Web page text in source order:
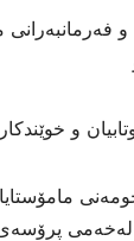
فەرمانبەرانی
و